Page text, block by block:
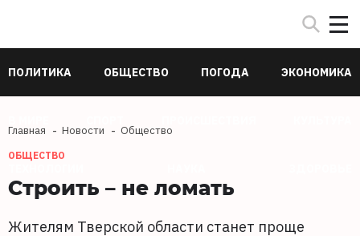
ПОЛИТИКА ОБЩЕСТВО ПОГОДА ЭКОНОМИКА
Главная Новости Общество
ОБЩЕСТВО
Строить – не ломать
Жителям Тверской области станет проще